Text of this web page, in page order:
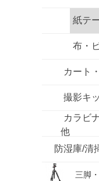
紙テ
布・
カート
撮影キ
カラビ
他
防湿庫/清
三脚